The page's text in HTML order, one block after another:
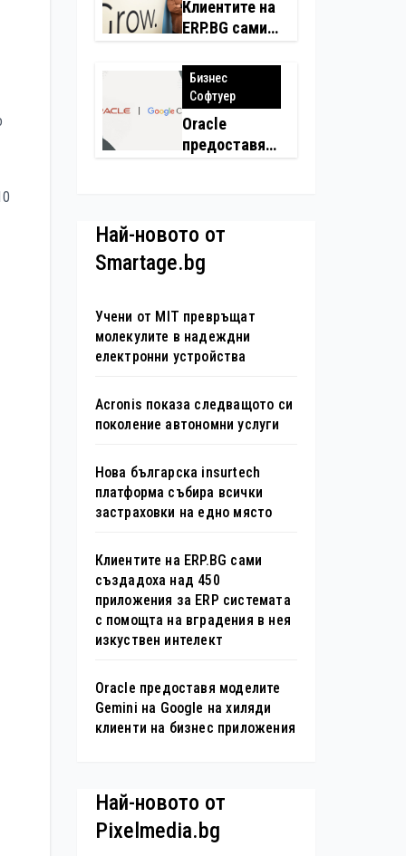
застраховки
на едно
Клиентите на
ERP.BG сами
над 450
приложения
за ERP
системата с
помощта на
Бизнес
Софтуер
Oracle
предоставя
хиляди
клиенти на
бизнес
Най-новото от
Smartage.bg
Учени от MIT превръщат
молекулите в надеждни
електронни устройства
Acronis показа следващото си
поколение автономни услуги
Нова българска insurtech
платформа събира всички
застраховки на едно място
Клиентите на ERP.BG сами
създадоха над 450
приложения за ERP системата
с помощта на вградения в нея
изкуствен интелект
Oracle предоставя моделите
Gemini на Google на хиляди
клиенти на бизнес приложения
Най-новото от
Pixelmedia.bg